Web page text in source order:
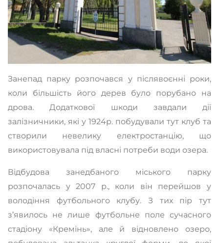
Занепад парку розпочався у післявоєнні роки,
коли більшість його дерев було порубано на
дрова. Додаткової шкоди завдали дії
залізничники, які у 1924р. побудували тут клуб та
створили невелику електростанцію, що
використовувала під власні потреби води озера.
Відбудова занедбаного міського парку
розпочалась у 2007 р., коли він перейшов у
володіння футбольного клубу. З тих пір тут
з’явилось не лише футбольне поле сучасного
стадіону «Кремінь», але й відновлено озеро,